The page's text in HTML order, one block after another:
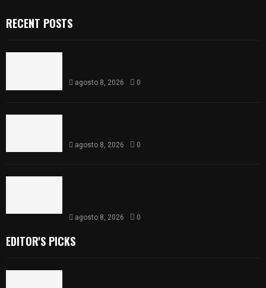
RECENT POSTS
agosto 8, 2026 0
agosto 8, 2026 0
agosto 8, 2026 0
EDITOR'S PICKS